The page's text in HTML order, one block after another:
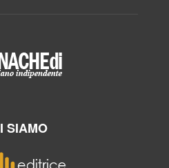
SIAMO